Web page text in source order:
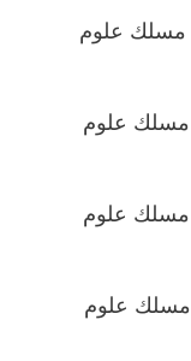
الامتحان الوطني في مادة الأدب 2020 مسلك علوم
الامتحان الوطني في مادة الأدب 2019 مسلك علوم
الامتحان الوطني في مادة الأدب 2018 مسلك علوم
الامتحان الوطني في مادة الأدب 2017 مسلك علوم